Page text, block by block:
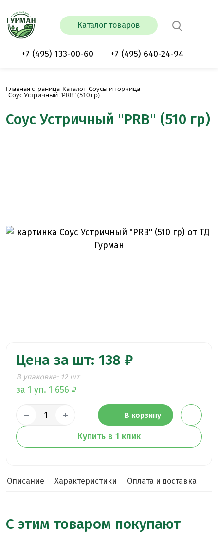
Каталог товаров
+7 (495) 133-00-60 +7 (495) 640-24-94
Главная страница Каталог Соусы и горчица
Соус Устричный "PRB" (510 гр)
Соус Устричный "PRB" (510 гр)
Цена за шт: 138 ₽
В упаковке: 12 шт
за 1 уп. 1 656 ₽
В корзину
Купить в 1 клик
Описание Характеристики Оплата и доставка
С этим товаром покупают